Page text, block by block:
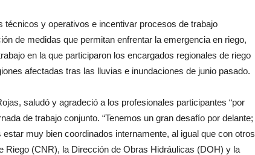
y operativos e incentivar procesos de trabajo
de medidas que permitan enfrentar la emergencia en riego,
en la que participaron los encargados regionales de riego
afectadas tras las lluvias e inundaciones de junio pasado.
saludó y agradeció a los profesionales participantes “por
de trabajo conjunto. “Tenemos un gran desafío por delante;
muy bien coordinados internamente, al igual que con otros
Riego (CNR), la Dirección de Obras Hidráulicas (DOH) y la